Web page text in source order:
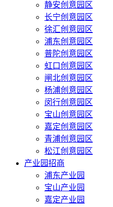
静安创意园区
长宁创意园区
徐汇创意园区
浦东创意园区
普陀创意园区
虹口创意园区
闸北创意园区
杨浦创意园区
闵行创意园区
宝山创意园区
嘉定创意园区
青浦创意园区
松江创意园区
产业园招商
浦东产业园
宝山产业园
嘉定产业园